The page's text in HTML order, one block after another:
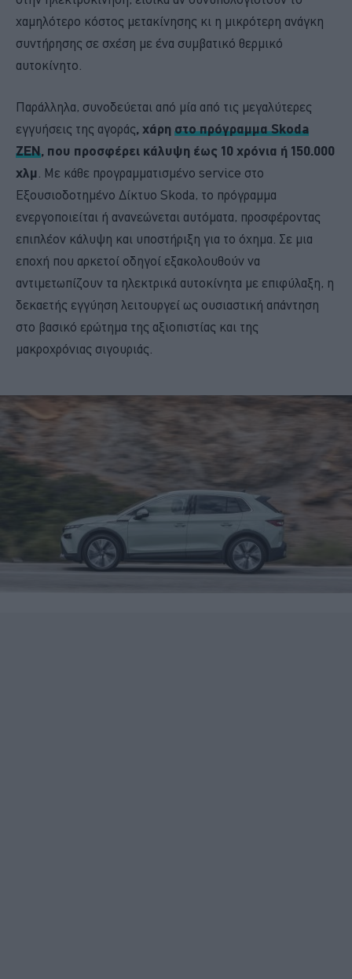
χαμηλότερο κόστος μετακίνησης κι η μικρότερη ανάγκη
συντήρησης σε σχέση με ένα συμβατικό θερμικό
αυτοκίνητο.
Παράλληλα, συνοδεύεται από μία από τις μεγαλύτερες
εγγυήσεις της αγοράς, χάρη στο πρόγραμμα Skoda
ZEN, που προσφέρει κάλυψη έως 10 χρόνια ή 150.000
χλμ . Με κάθε προγραμματισμένο service στο
Εξουσιοδοτημένο Δίκτυο Skoda, το πρόγραμμα
ενεργοποιείται ή ανανεώνεται αυτόματα, προσφέροντας
επιπλέον κάλυψη και υποστήριξη για το όχημα. Σε μια
εποχή που αρκετοί οδηγοί εξακολουθούν να
αντιμετωπίζουν τα ηλεκτρικά αυτοκίνητα με επιφύλαξη, η
δεκαετής εγγύηση λειτουργεί ως ουσιαστική απάντηση
στο βασικό ερώτημα της αξιοπιστίας και της
μακροχρόνιας σιγουριάς.